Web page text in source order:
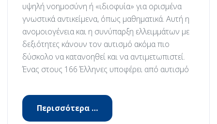
υψηλή νοημοσύνη ή «ιδιοφυία» για ορισμένα
γνωστικά αντικείμενα, όπως μαθηματικά. Αυτή η
ανομοιογένεια και η συνύπαρξη ελλειμμάτων με
δεξιότητες κάνουν τον αυτισμό ακόμα πιο
δύσκολο να κατανοηθεί και να αντιμετωπιστεί.
Ένας στους 166 Έλληνες υποφέρει από αυτισμό
Περισσότερα …